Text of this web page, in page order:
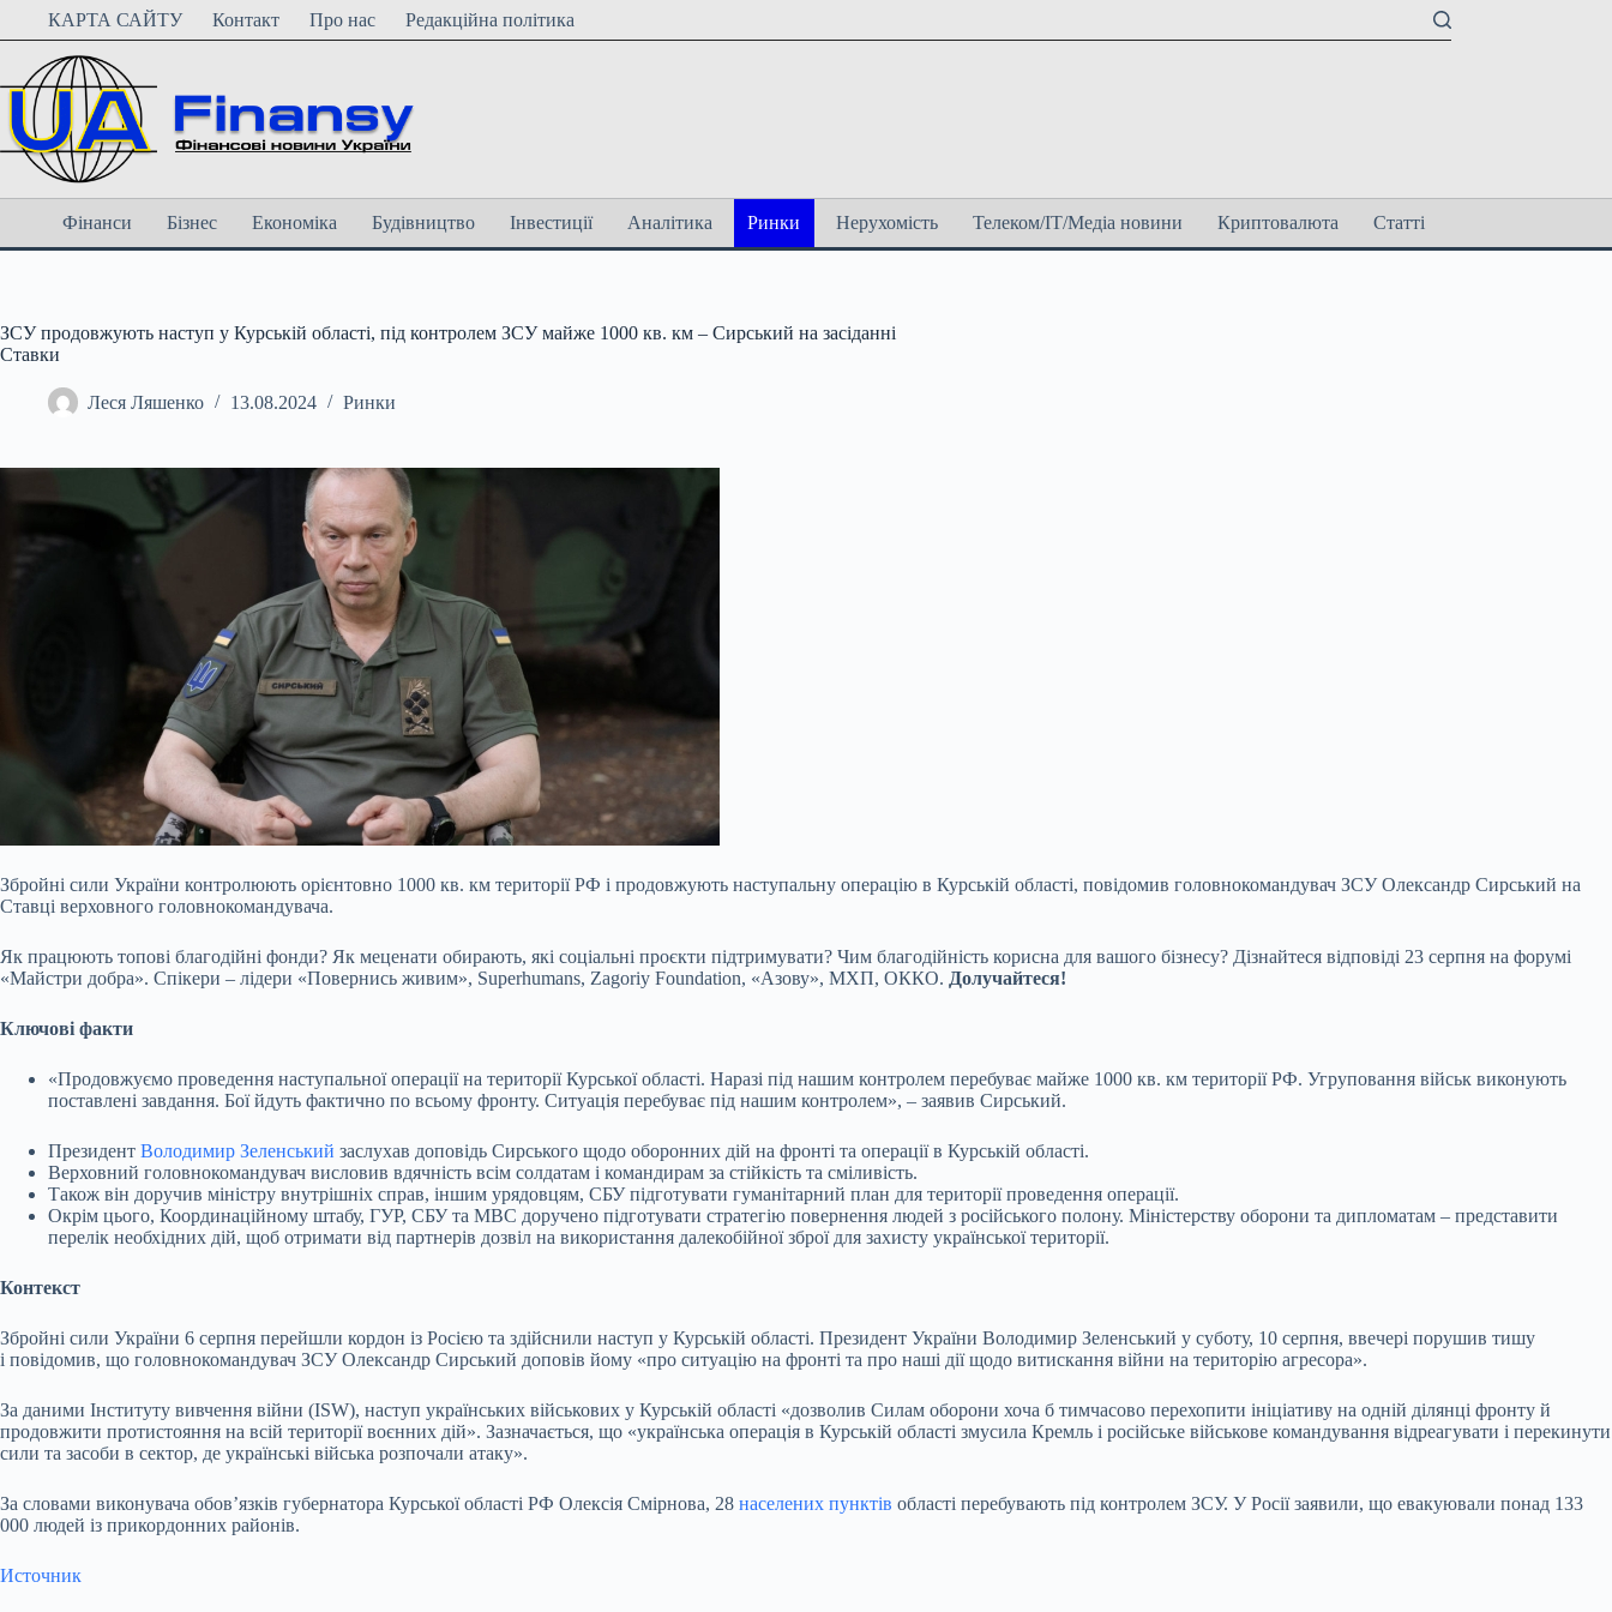
ПерейтиКАРТА САЙТУ Контакт Про нас Редакційна політика
Фінанси Бізнес Економіка Будівництво Інвестиції Аналітика Ринки Нерухомість Телеком/ІТ/Медіа новини Криптовалюта Статті
ЗСУ продовжують наступ у Курській області, під контролем ЗСУ майже 1000 кв. км – Сирський на засіданні
Ставки
Леся Ляшенко 13.08.2024 Ринки
Збройні сили України контролюють орієнтовно 1000 кв. км території РФ і продовжують наступальну операцію в Курській області, повідомив головнокомандувач ЗСУ Олександр Сирський на
Ставці верховного головнокомандувача.
Як працюють топові благодійні фонди? Як меценати обирають, які соціальні проєкти підтримувати? Чим благодійність корисна для вашого бізнесу? Дізнайтеся відповіді 23 серпня на форумі
«Майстри добра». Спікери – лідери «Повернись живим», Superhumans, Zagoriy Foundation, «Азову», МХП, ОККО. Долучайтеся!
Ключові факти
«Продовжуємо проведення наступальної операції на території Курської області. Наразі під нашим контролем перебуває майже 1000 кв. км території РФ. Угруповання військ виконують
поставлені завдання. Бої йдуть фактично по всьому фронту. Ситуація перебуває під нашим контролем», – заявив Сирський.
Президент Володимир Зеленський заслухав доповідь Сирського щодо оборонних дій на фронті та операції в Курській області.
Верховний головнокомандувач висловив вдячність всім солдатам і командирам за стійкість та сміливість.
Також він доручив міністру внутрішніх справ, іншим урядовцям, СБУ підготувати гуманітарний план для території проведення операції.
Окрім цього, Координаційному штабу, ГУР, СБУ та МВС доручено підготувати стратегію повернення людей з російського полону. Міністерству оборони та дипломатам – представити
перелік необхідних дій, щоб отримати від партнерів дозвіл на використання далекобійної зброї для захисту української території.
Контекст
Збройні сили України 6 серпня перейшли кордон із Росією та здійснили наступ у Курській області. Президент України Володимир Зеленський у суботу, 10 серпня, ввечері порушив тишу
і повідомив, що головнокомандувач ЗСУ Олександр Сирський доповів йому «про ситуацію на фронті та про наші дії щодо витискання війни на територію агресора».
За даними Інституту вивчення війни (ISW), наступ українських військових у Курській області «дозволив Силам оборони хоча б тимчасово перехопити ініціативу на одній ділянці фронту й
продовжити протистояння на всій території воєнних дій». Зазначається, що «українська операція в Курській області змусила Кремль і російське військове командування відреагувати і перекинути
сили та засоби в сектор, де українські війська розпочали атаку».
За словами виконувача обов’язків губернатора Курської області РФ Олексія Смірнова, 28 населених пунктів області перебувають під контролем ЗСУ. У Росії заявили, що евакуювали понад 133
000 людей із прикордонних районів.
Источник